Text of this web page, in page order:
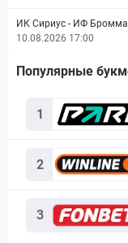
ИК Сириус - ИФ
10.08.2026 17:00
Популярные
1
2
3